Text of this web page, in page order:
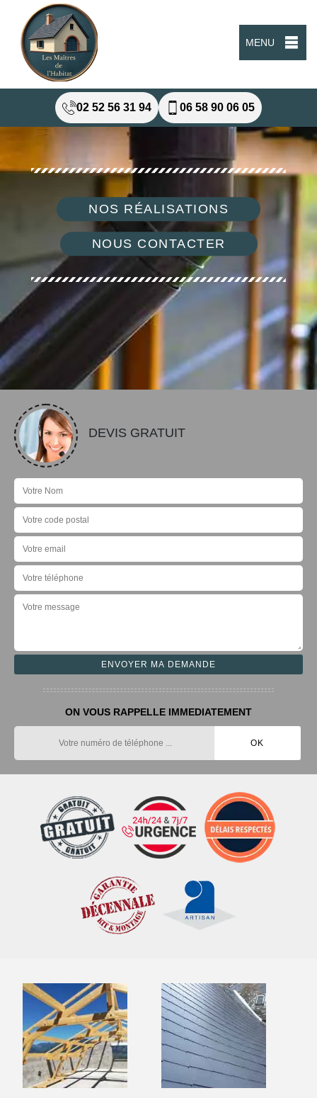
MENU
02 52 56 31 94 06 58 90 06 05
NOS RÉALISATIONS
NOUS CONTACTER
DEVIS GRATUIT
ON VOUS RAPPELLE IMMEDIATEMENT